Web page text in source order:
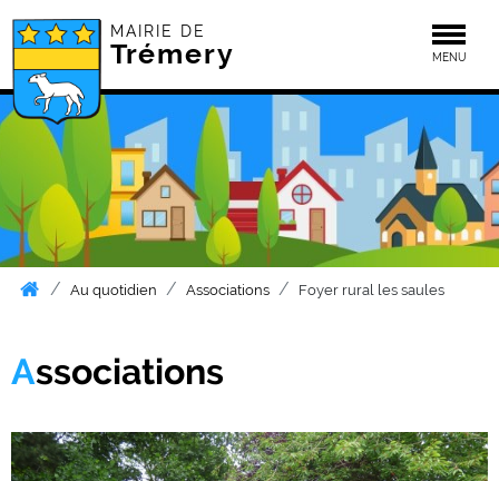
MAIRIE DE
Trémery MENU
Au quotidien Associations Foyer rural les saules
Associations